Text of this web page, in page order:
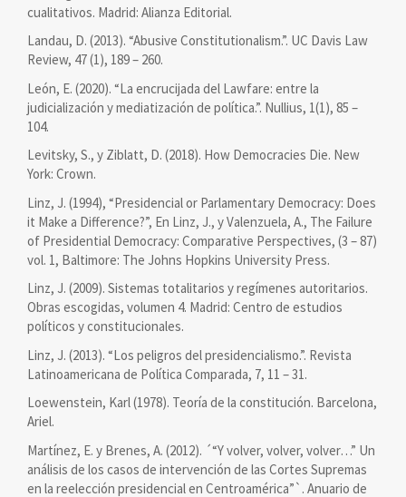
cualitativos. Madrid: Alianza Editorial.
Landau, D. (2013). “Abusive Constitutionalism.”. UC Davis Law
Review, 47 (1), 189 – 260.
León, E. (2020). “La encrucijada del Lawfare: entre la
judicialización y mediatización de política.”. Nullius, 1(1), 85 –
104.
Levitsky, S., y Ziblatt, D. (2018). How Democracies Die. New
York: Crown.
Linz, J. (1994), “Presidencial or Parlamentary Democracy: Does
it Make a Difference?”, En Linz, J., y Valenzuela, A., The Failure
of Presidential Democracy: Comparative Perspectives, (3 – 87)
vol. 1, Baltimore: The Johns Hopkins University Press.
Linz, J. (2009). Sistemas totalitarios y regímenes autoritarios.
Obras escogidas, volumen 4. Madrid: Centro de estudios
políticos y constitucionales.
Linz, J. (2013). “Los peligros del presidencialismo.”. Revista
Latinoamericana de Política Comparada, 7, 11 – 31.
Loewenstein, Karl (1978). Teoría de la constitución. Barcelona,
Ariel.
Martínez, E. y Brenes, A. (2012). ´“Y volver, volver, volver…” Un
análisis de los casos de intervención de las Cortes Supremas
en la reelección presidencial en Centroamérica”`. Anuario de